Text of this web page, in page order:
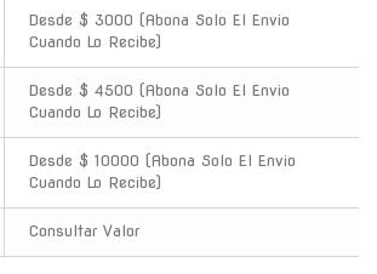
Desde $ 3000 (Abona Solo El Envio
Cuando Lo Recibe)
Desde $ 4500 (Abona Solo El Envio
Cuando Lo Recibe)
Desde $ 10000 (Abona Solo El Envio
Cuando Lo Recibe)
Consultar Valor